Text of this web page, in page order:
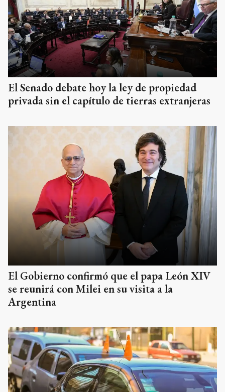
El Senado debate hoy la ley de propiedad
privada sin el capítulo de tierras extranjeras
El Gobierno confirmó que el papa León XIV
se reunirá con Milei en su visita a la
Argentina